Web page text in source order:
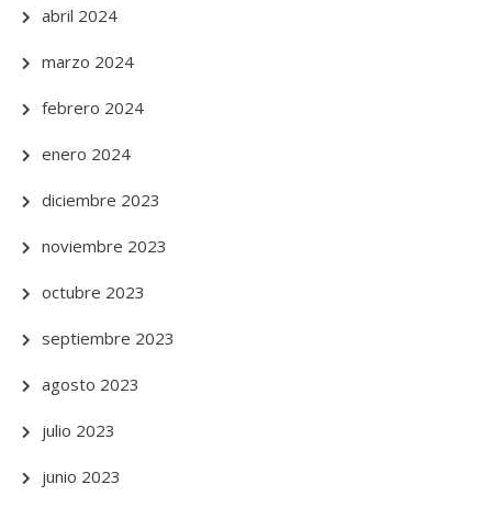
abril 2024
marzo 2024
febrero 2024
enero 2024
diciembre 2023
noviembre 2023
octubre 2023
septiembre 2023
agosto 2023
julio 2023
junio 2023